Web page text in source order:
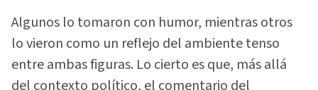
Algunos lo tomaron con humor, mientras otros
lo vieron como un reflejo del ambiente tenso
entre ambas figuras. Lo cierto es que, más allá